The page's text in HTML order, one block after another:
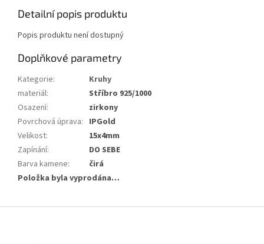
Detailní popis produktu
Popis produktu není dostupný
Doplňkové parametry
Kategorie:
Kruhy
materiál:
Stříbro 925/1000
Osazení:
zirkony
Povrchová úprava: IPGold
Velikost:
15x4mm
Zapínání:
DO SEBE
Barva kamene:
čirá
Položka byla vyprodána…